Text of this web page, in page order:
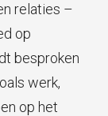
relaties –
op
besproken
werk,
op het